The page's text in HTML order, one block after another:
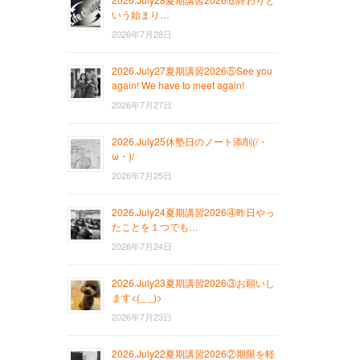
いう始まり…
2026年7月28日
2026.July27夏期講習2026⑤See you
again! We have to meet again!
2026年7月27日
2026.July25休塾日のノート添削(/・
ω・)/
2026年7月25日
2026.July24夏期講習2026④昨日やっ
たことを１つでも…
2026年7月24日
2026.July23夏期講習2026③お願いし
ます<(_ _)>
2026年7月23日
2026.July22夏期講習2026②期限を軽